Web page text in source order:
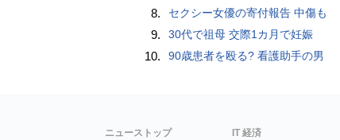
8. セクシー女優の寄付報告 中傷も
9. 30代で祖母 交際1カ月で妊娠
10. 90歳患者を殴る? 看護助手の男
ニューストップ IT 経済